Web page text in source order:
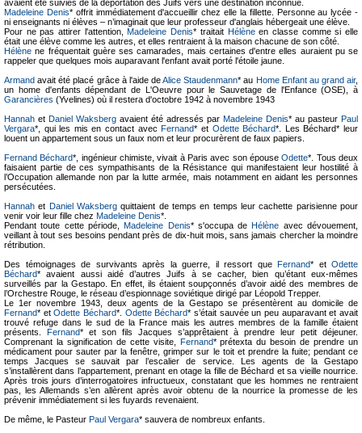
avaient été suivies de la déportation des Juifs vers une destination inconnue.
Madeleine Denis* offrit immédiatement d'accueillir chez elle la fillette. Personne au lycée -
ni enseignants ni élèves – n’imaginait que leur professeur d'anglais hébergeait une élève.
Pour ne pas attirer l'attention,Madeleine Denis* traitait Hélèneen classe comme si elle
était une élève comme les autres, et elles rentraient à la maison chacune de son côté.
Hélène ne fréquentait guère ses camarades, mais certaines d'entre elles auraient pu se
rappeler que quelques mois auparavant l'enfant avait porté l'étoile jaune.
Armand avait été placé grâce à l'aide deAlice Staudenmann* au Home Enfant au grand air,
un home d'enfants dépendant de L'Oeuvre pour le Sauvetage de l'Enfance (OSE), à
Garancières (Yvelines) où il restera d'octobre 1942 à novembre 1943
Hannah et Daniel Waksberg avaient été adressés par Madeleine Denis* au pasteur Paul
Vergara*, qui les mis en contact avecFernand* et Odette Béchard*. Les Béchard* leur
louent un appartement sous un faux nom et leur procurèrent de faux papiers.
Fernand Béchard*, ingénieur chimiste, vivait à Paris avec son épouseOdette*. Tous deux
faisaient partie de ces sympathisants de la Résistance qui manifestaient leur hostilité à
l’Occupation allemande non par la lutte armée, mais notamment en aidant les personnes
persécutées.
Hannah et Daniel Waksberg quittaient de temps en temps leur cachette parisienne pour
venir voir leur fille chez Madeleine Denis*.
Pendant toute cette période,Madeleine Denis* s'occupa deHélène avec dévouement,
veillant à tout ses besoins pendant près de dix-huit mois, sans jamais chercher la moindre
rétribution.
Des témoignages de survivants après la guerre, il ressort que Fernand* et Odette
Béchard* avaient aussi aidé d’autres Juifs à se cacher, bien qu’étant eux-mêmes
surveillés par la Gestapo. En effet, ils étaient soupçonnés d’avoir aidé des membres de
l’Orchestre Rouge, le réseau d’espionnage soviétique dirigé par Léopold Trepper.
Le 1er novembre 1943, deux agents de la Gestapo se présentèrent au domicile de
Fernand* etOdette Béchard*. Odette Béchard* s’était sauvée un peu auparavant et avait
trouvé refuge dans le sud de la France mais les autres membres de la famille étaient
présents. Fernand* et son fils Jacques s’apprêtaient à prendre leur petit déjeuner.
Comprenant la signification de cette visite, Fernand* prétexta du besoin de prendre un
médicament pour sauter par la fenêtre, grimper sur le toit et prendre la fuite; pendant ce
temps Jacques se sauvait par l’escalier de service. Les agents de la Gestapo
s’installèrent dans l’appartement, prenant en otage la fille de Béchard et sa vieille nourrice.
Après trois jours d’interrogatoires infructueux, constatant que les hommes ne rentraient
pas, les Allemands s’en allèrent après avoir obtenu de la nourrice la promesse de les
prévenir immédiatement si les fuyards revenaient.
De même, le Pasteur Paul Vergara* sauvera de nombreux enfants.